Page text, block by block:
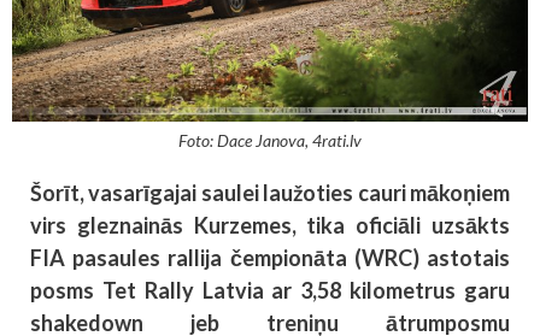
Foto: Dace Janova, 4rati.lv
Šorīt, vasarīgajai saulei laužoties cauri mākoņiem
virs gleznainās Kurzemes, tika oficiāli uzsākts
FIA pasaules rallija čempionāta (WRC) astotais
posms Tet Rally Latvia ar 3,58 kilometrus garu
shakedown jeb treniņu ātrumposmu